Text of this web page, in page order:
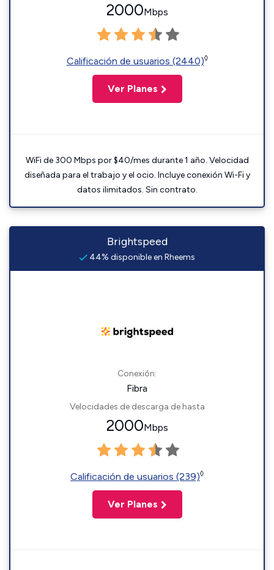
2000Mbps
Calificación de usuarios (2440)◊
Ver Planes
WiFi de 300 Mbps por $40/mes durante 1 año. Velocidad
diseñada para el trabajo y el ocio. Incluye conexión Wi-Fi y
datos ilimitados. Sin contrato.
Brightspeed
44% disponible en Rheems
Conexión:
Fibra
Velocidades de descarga de hasta
2000Mbps
Calificación de usuarios (239)◊
Ver Planes